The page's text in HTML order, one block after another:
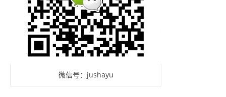
微信号：jushayu